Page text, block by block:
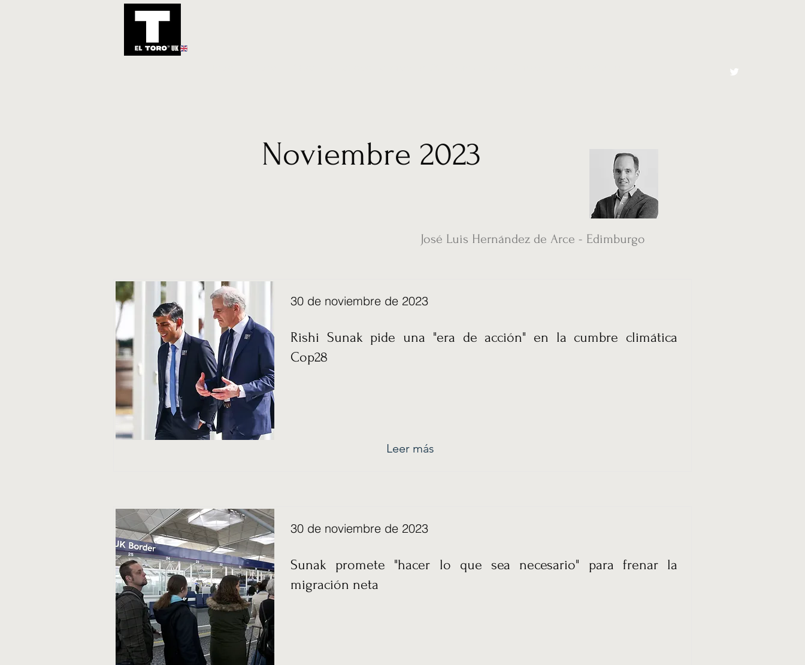
UK
Noviembre 2023
José Luis Hernández de Arce - Edimburgo
30 de noviembre de 2023
Rishi Sunak pide una "era de acción" en la cumbre climática
Cop28
Leer más
30 de noviembre de 2023
Sunak promete "hacer lo que sea necesario" para frenar la
migración neta